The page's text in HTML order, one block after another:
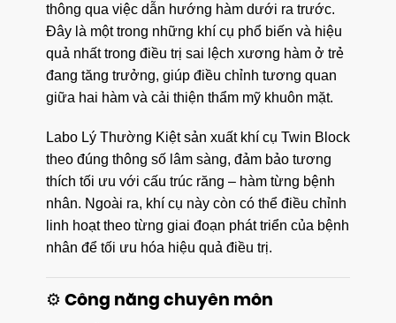
thông qua việc dẫn hướng hàm dưới ra trước.
Đây là một trong những khí cụ phổ biến và hiệu
quả nhất trong điều trị sai lệch xương hàm ở trẻ
đang tăng trưởng, giúp điều chỉnh tương quan
giữa hai hàm và cải thiện thẩm mỹ khuôn mặt.
Labo Lý Thường Kiệt sản xuất khí cụ Twin Block
theo đúng thông số lâm sàng, đảm bảo tương
thích tối ưu với cấu trúc răng – hàm từng bệnh
nhân. Ngoài ra, khí cụ này còn có thể điều chỉnh
linh hoạt theo từng giai đoạn phát triển của bệnh
nhân để tối ưu hóa hiệu quả điều trị.
⚙️ Công năng chuyên môn